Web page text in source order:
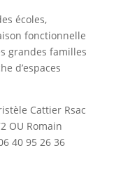
écoles,
fonctionnelle
grandes familles
d’espaces
Cattier Rsac
OU Romain
40 95 26 36